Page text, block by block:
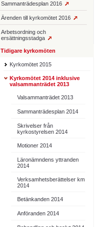
Sammanträdesplan 2016
Ärenden till kyrkomötet 2016
Arbetsordning och
ersättningsstadga
Tidigare kyrkomöten
Kyrkomötet 2015
Kyrkomötet 2014 inklusive
valsammanträdet 2013
Valsammanträdet 2013
Sammanträdesplan 2014
Skrivelser från
kyrkostyrelsen 2014
Motioner 2014
Läronämndens yttranden
2014
Verksamhetsberättelser km
2014
Betänkanden 2014
Anföranden 2014